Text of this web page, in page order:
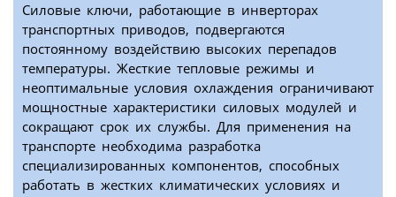
Силовые ключи, работающие в инверторах
транспортных приводов, подвергаются
постоянному воздействию высоких перепадов
температуры. Жесткие тепловые режимы и
неоптимальные условия охлаждения ограничивают
мощностные характеристики силовых модулей и
сокращают срок их службы. Для применения на
транспорте необходима разработка
специализированных компонентов, способных
работать в жестких климатических условиях и